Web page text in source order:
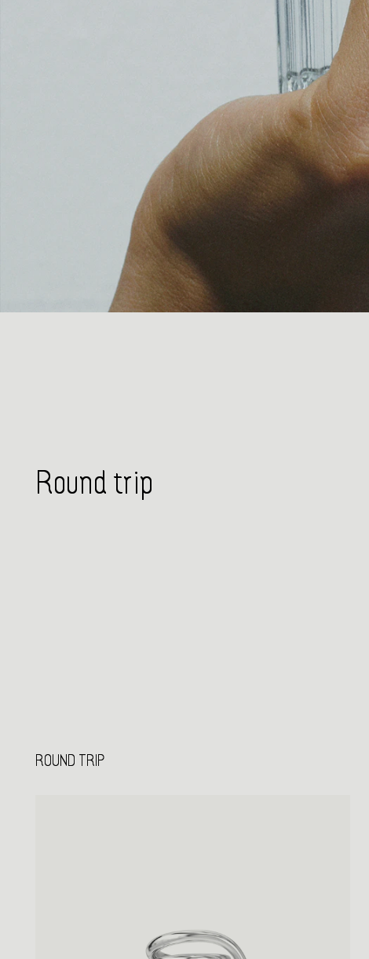
Round trip
ROUND TRIP